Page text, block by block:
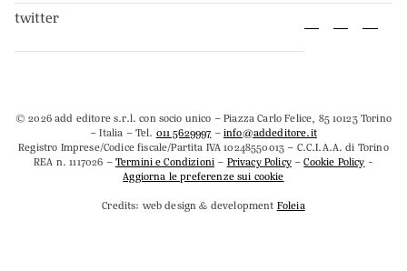
twitter
© 2026 add editore s.r.l. con socio unico – Piazza Carlo Felice, 85 10123 Torino
– Italia – Tel. 011 5629997 –info@addeditore.it
Registro Imprese/Codice fiscale/Partita IVA 10248550013 – C.C.I.A.A. di Torino
REA n. 1117026 –Termini e Condizioni – Privacy Policy–Cookie Policy -
Aggiorna le preferenze sui cookie
Credits: web design & development Foleia